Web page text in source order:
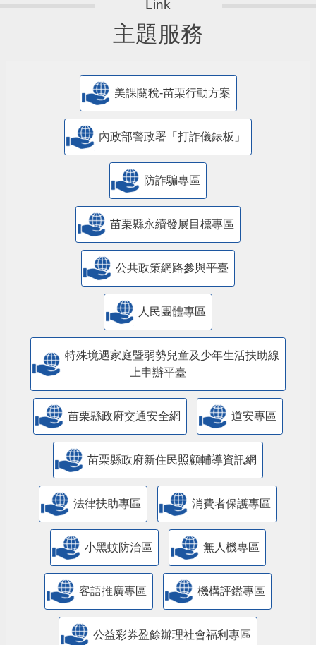
主題服務
美課關稅-苗栗行動方案
內政部警政署「打詐儀錶板」
防詐騙專區
苗栗縣永續發展目標專區
公共政策網路參與平臺
人民團體專區
特殊境遇家庭暨弱勢兒童及少年生活扶助線
上申辦平臺
苗栗縣政府交通安全網 道安專區
苗栗縣政府新住民照顧輔導資訊網
法律扶助專區 消費者保護專區
小黑蚊防治區 無人機專區
客語推廣專區 機構評鑑專區
公益彩券盈餘辦理社會福利專區